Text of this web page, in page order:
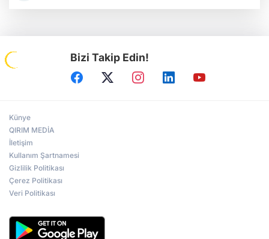
Bizi Takip Edin!
Künye
QIRIM MEDİA
İletişim
Kullanım Şartnamesi
Gizlilik Politikası
Çerez Politikası
Veri Politikası